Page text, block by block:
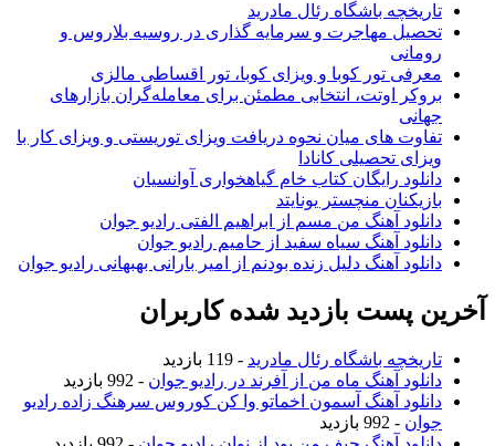
تاریخچه باشگاه رئال مادرید
تحصیل مهاجرت و سرمایه گذاری در روسیه بلاروس و
رومانی
معرفی تور کوبا و ویزای کوبا، تور اقساطی مالزی
بروکر اوتت، انتخابی مطمئن برای معامله‌گران بازارهای
جهانی
تفاوت های میان نحوه دریافت ویزای توریستی و ویزای کار با
ویزای تحصیلی کانادا
دانلود رایگان کتاب خام گیاهخواری آوانسیان
بازیکنان منچستر یونایتد
دانلود آهنگ من مسم از ابراهیم الفتی رادیو جوان
دانلود آهنگ سیاه سفید از حامیم رادیو جوان
دانلود آهنگ دلیل زنده بودنم از امیر بارانی بهبهانی رادیو جوان
آخرین پست بازدید شده کاربران
تاریخچه باشگاه رئال مادرید - 119 بازدید
دانلود آهنگ ماه من از آفرند در رادیو جوان - 992 بازدید
دانلود آهنگ آسمون اخماتو وا کن کوروس سرهنگ زاده رادیو
جوان - 992 بازدید